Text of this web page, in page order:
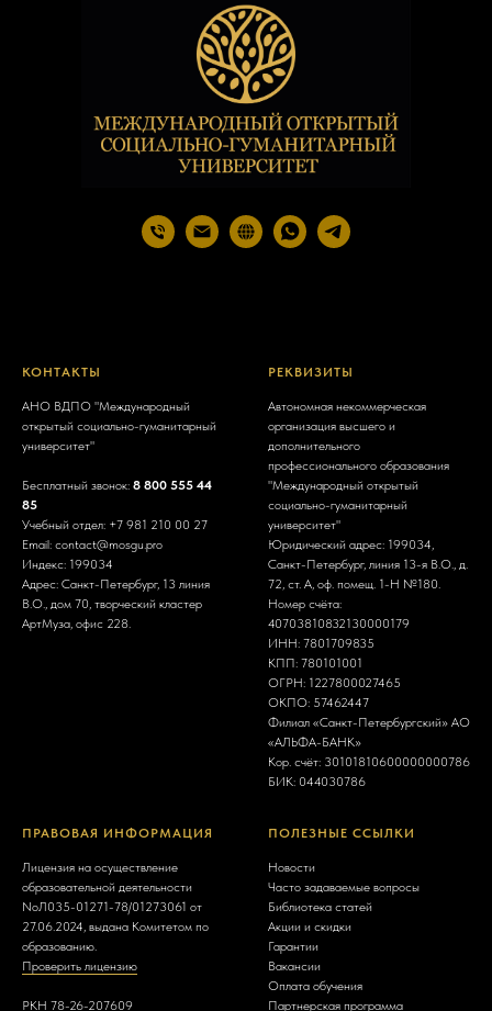
КОНТАКТЫ
АНО ВДПО "Международный
открытый социально-гуманитарный
университет"
Бесплатный звонок: 8 800 555 44
85
Учебный отдел: +7 981 210 00 27
Email: contact@mosgu.pro
Индекс: 199034
Адрес: Санкт-Петербург, 13 линия
В.О., дом 70, творческий кластер
АртМуза, офис 228.
РЕКВИЗИТЫ
Автономная некоммерческая
организация высшего и
дополнительного
профессионального образования
"Международный открытый
социально-гуманитарный
университет"
Юридический адрес: 199034,
Санкт-Петербург, линия 13-я В.О., д.
72, ст. А, оф. помещ. 1-Н №180.
Номер счёта:
40703810832130000179
ИНН: 7801709835
КПП: 780101001
ОГРН: 1227800027465
ОКПО: 57462447
Филиал «Санкт-Петербургский» АО
«АЛЬФА-БАНК»
Кор. счёт: 30101810600000000786
БИК: 044030786
ПРАВОВАЯ ИНФОРМАЦИЯ
Лицензия на осуществление
образовательной деятельности
NoЛ035-01271-78/01273061 от
27.06.2024, выдана Комитетом по
образованию.
Проверить лицензию
РКН 78-26-207609
ПОЛЕЗНЫЕ ССЫЛКИ
Новости
Часто задаваемые вопросы
Библиотека статей
Акции и скидки
Гарантии
Вакансии
Оплата обучения
Партнерская программа